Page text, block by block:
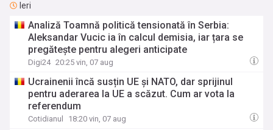
Ieri
Analiză Toamnă politică tensionată în Serbia:
Aleksandar Vucic ia în calcul demisia, iar țara se
pregătește pentru alegeri anticipate
Digi24 20:25 vin, 07 aug
Ucrainenii încă susțin UE și NATO, dar sprijinul
pentru aderarea la UE a scăzut. Cum ar vota la
referendum
Cotidianul 18:20 vin, 07 aug